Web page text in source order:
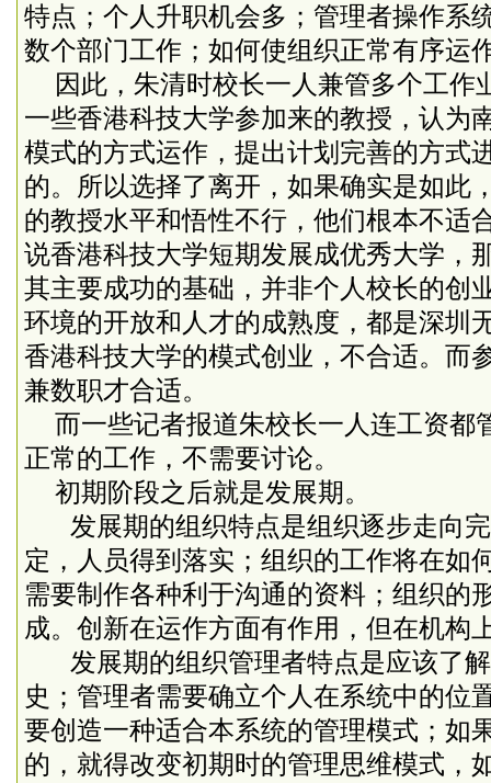
特点；个人升职机会多；管理者操作系
数个部门工作；如何使组织正常有序运
因此，朱清时校长一人兼管多个工作
一些香港科技大学参加来的教授，认为
模式的方式运作，提出计划完善的方式
的。所以选择了离开，如果确实是如此
的教授水平和悟性不行，他们根本不适
说香港科技大学短期发展成优秀大学，
其主要成功的基础，并非个人校长的创
环境的开放和人才的成熟度，都是深圳
香港科技大学的模式创业，不合适。而
兼数职才合适。
而一些记者报道朱校长一人连工资都
正常的工作，不需要讨论。
初期阶段之后就是发展期。
发展期的组织特点是组织逐步走向
定，人员得到落实；组织的工作将在如
需要制作各种利于沟通的资料；组织的
成。创新在运作方面有作用，但在机构
发展期的组织管理者特点是应该了
史；管理者需要确立个人在系统中的位
要创造一种适合本系统的管理模式；如
的，就得改变初期时的管理思维模式，